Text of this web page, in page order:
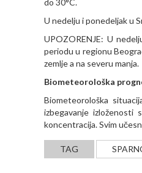
do 30°C.
U nedelju i ponedeljak u
UPOZORENJE: U
periodu u regionu
zemlje a na severu manja.
Biometeorološka
Biometeorološka
izbegavanje izloženosti
koncentracija. Svim
TAG